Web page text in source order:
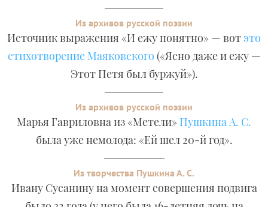
Из архивов русской поэзии
Источник выражения «И ежу понятно» — вот это
стихотворение Маяковского («Ясно даже и ежу —
Этот Петя был буржуй»).
Из архивов русской поэзии
Марья Гавриловна из «Метели» Пушкина А. С.
была уже немолода: «Ей шел 20-й год».
Из творчества Пушкина А. С.
Ивану Сусанину на момент совершения подвига